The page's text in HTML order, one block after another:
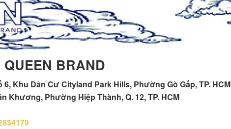
BRAND
Khu Dân Cư Cityland Park Hills, Phường Gò Gấp, TP. HCM
Khương, Phường Hiệp Thành, Q. 12, TP. HCM